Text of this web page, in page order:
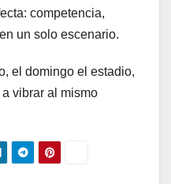
competencia,
un solo escenario.
el domingo el estadio,
vibrar al mismo